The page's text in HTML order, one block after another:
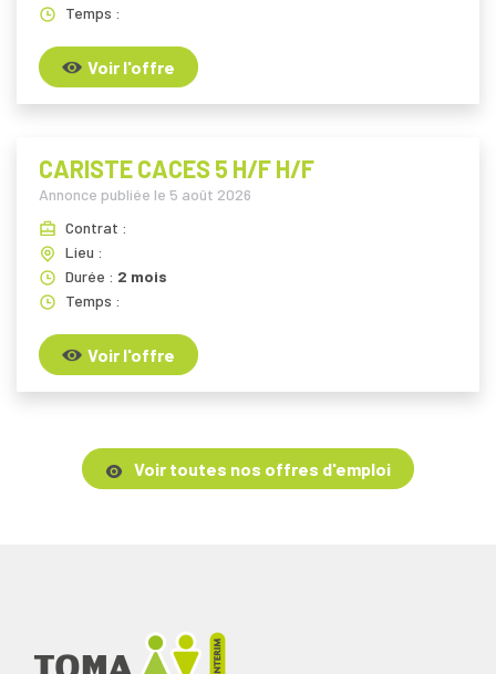
Temps :
Voir l'offre
CARISTE CACES 5 H/F H/F
Annonce publiée le 5 août 2026
Contrat :
Lieu :
Durée : 2 mois
Temps :
Voir l'offre
Voir toutes nos offres d'emploi